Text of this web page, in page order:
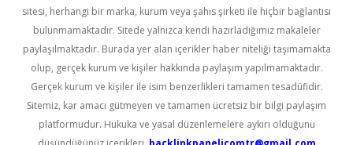
sitesi, herhangi bir marka, kurum veya şahıs şirketi ile hiçbir bağlantısı
bulunmamaktadır. Sitede yalnızca kendi hazırladığımız makaleler
paylaşılmaktadır. Burada yer alan içerikler haber niteliği taşımamakta
olup, gerçek kurum ve kişiler hakkında paylaşım yapılmamaktadır.
Gerçek kurum ve kişiler ile isim benzerlikleri tamamen tesadüfidir.
Sitemiz, kar amacı gütmeyen ve tamamen ücretsiz bir bilgi paylaşım
platformudur. Hukuka ve yasal düzenlemelere aykırı olduğunu